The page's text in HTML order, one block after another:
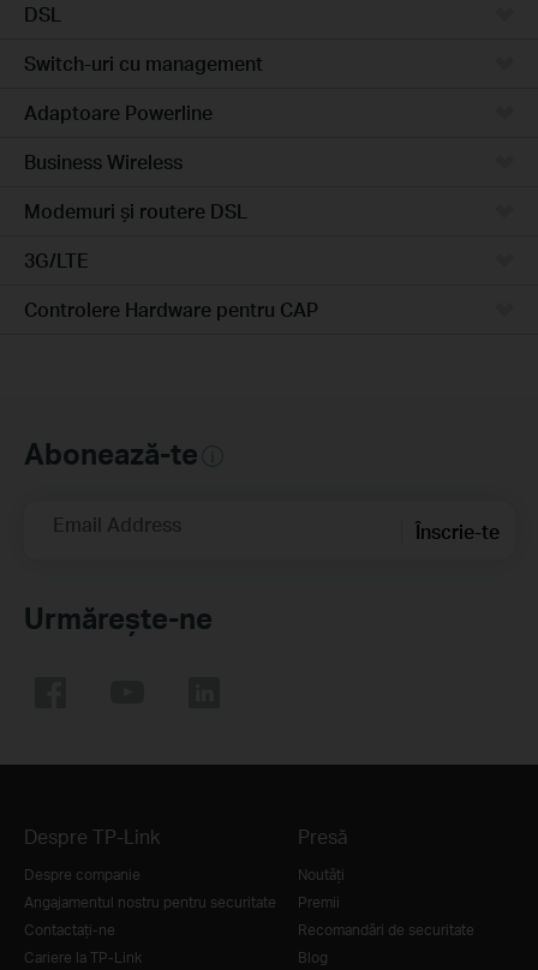
DSL
Switch-uri cu management
Adaptoare Powerline
Business Wireless
Modemuri și routere DSL
3G/LTE
Controlere Hardware pentru CAP
Abonează-te
Email Address Înscrie-te
Urmărește-ne
Despre TP-Link
Despre companie
Angajamentul nostru pentru securitate
Contactați-ne
Cariere la TP-Link
Presă
Noutăţi
Premii
Recomandări de securitate
Blog